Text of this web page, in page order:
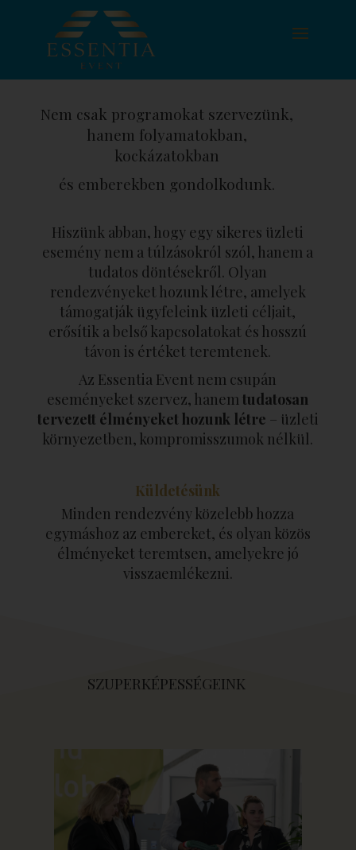
Nem csak programokat szervezünk,
hanem folyamatokban,
kockázatokban
és emberekben gondolkodunk.
Hiszünk abban, hogy egy sikeres üzleti
esemény nem a túlzásokról szól, hanem a
tudatos döntésekről. Olyan
rendezvényeket hozunk létre, amelyek
támogatják ügyfeleink üzleti céljait,
erősítik a belső kapcsolatokat és hosszú
távon is értéket teremtenek.
Az Essentia Event nem csupán
eseményeket szervez, hanem tudatosan
tervezett élményeket hozunk létre – üzleti
környezetben, kompromisszumok nélkül.
Küldetésünk
Minden rendezvény közelebb hozza
egymáshoz az embereket, és olyan közös
élményeket teremtsen, amelyekre jó
visszaemlékezni.
SZUPERKÉPESSÉGEINK